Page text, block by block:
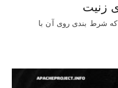
شرط بندی روی آن با